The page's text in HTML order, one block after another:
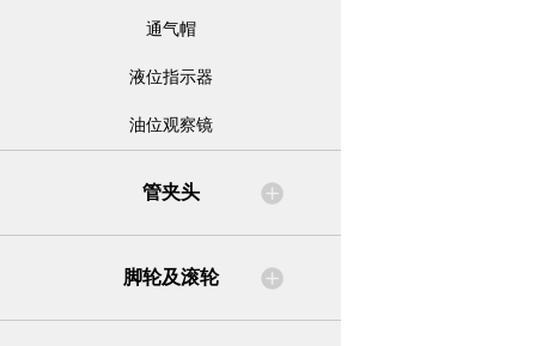
通气帽
液位指示器
油位观察镜
管夹头
脚轮及滚轮